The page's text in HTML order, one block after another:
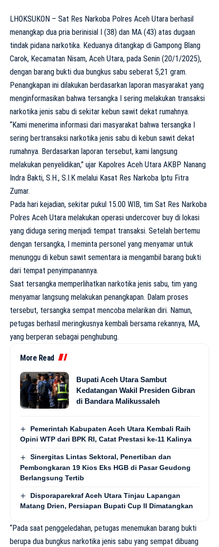
LHOKSUKON – Sat Res Narkoba Polres Aceh Utara berhasil
menangkap dua pria berinisial I (38) dan MA (43) atas dugaan
tindak pidana narkotika. Keduanya ditangkap di Gampong Blang
Carok, Kecamatan Nisam, Aceh Utara, pada Senin (20/1/2025),
dengan barang bukti dua bungkus sabu seberat 5,21 gram.
Penangkapan ini dilakukan berdasarkan laporan masyarakat yang
menginformasikan bahwa tersangka I sering melakukan transaksi
narkotika jenis sabu di sekitar kebun sawit dekat rumahnya.
“Kami menerima informasi dari masyarakat bahwa tersangka I
sering bertransaksi narkotika jenis sabu di kebun sawit dekat
rumahnya. Berdasarkan laporan tersebut, kami langsung
melakukan penyelidikan,” ujar Kapolres Aceh Utara AKBP Nanang
Indra Bakti, S.H., S.I.K melalui Kasat Res Narkoba Iptu Fitra
Zumar.
Pada hari kejadian, sekitar pukul 15.00 WIB, tim Sat Res Narkoba
Polres Aceh Utara melakukan operasi undercover buy di lokasi
yang diduga sering menjadi tempat transaksi. Setelah bertemu
dengan tersangka, I meminta personel yang menyamar untuk
menunggu di kebun sawit sementara ia mengambil barang bukti
dari tempat penyimpanannya.
Saat tersangka memperlihatkan narkotika jenis sabu, tim yang
menyamar langsung melakukan penangkapan. Dalam proses
tersebut, tersangka sempat mencoba melarikan diri. Namun,
petugas berhasil meringkusnya kembali bersama rekannya, MA,
yang berperan sebagai penghubung.
More Read
Bupati Aceh Utara Sambut
Kedatangan Wakil Presiden Gibran
di Bandara Malikussaleh
Pemerintah Kabupaten Aceh Utara Kembali Raih
Opini WTP dari BPK RI, Catat Prestasi ke-11 Kalinya
Sinergitas Lintas Sektoral, Penertiban dan
Pembongkaran 19 Kios Eks HGB di Pasar Geudong
Berlangsung Tertib
Disporaparekraf Aceh Utara Tinjau Lapangan
Matang Drien, Persiapan Bupati Cup II Dimatangkan
“Pada saat penggeledahan, petugas menemukan barang bukti
berupa dua bungkus narkotika jenis sabu yang sempat dibuang